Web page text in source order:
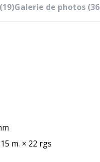
Galerie de photos
15 m. × 22 rgs